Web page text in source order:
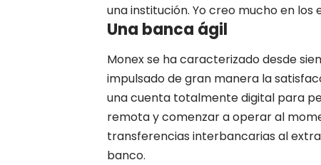
una institución. Yo creo mucho en los
Una banca ágil
Monex se ha caracterizado desde
impulsado de gran manera la
una cuenta totalmente digital para
remota y comenzar a operar al
transferencias interbancarias al
banco.